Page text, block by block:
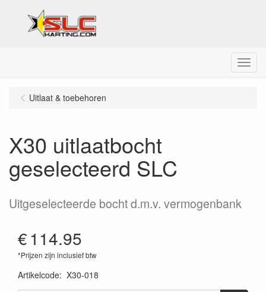
Menu
Uitlaat & toebehoren
X30 uitlaatbocht
geselecteerd SLC
Uitgeselecteerde bocht d.m.v. vermogenbank
€114.95
*Prijzen zijn inclusief btw
Artikelcode: X30-018